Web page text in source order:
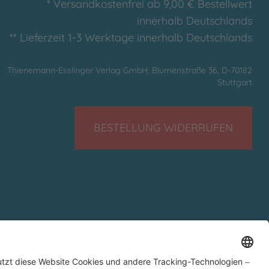
* Versandkostenfrei ab 9,00 € Bestellwert
innerhalb Deutschlands
** Lieferzeit 1-3 Werktage innerhalb Deutschlands
Thienemann-Esslinger Verlag GmbH, Blumenstraße 36, D-70182
Stuttgart
BESTELLUNG WIDERRUFEN